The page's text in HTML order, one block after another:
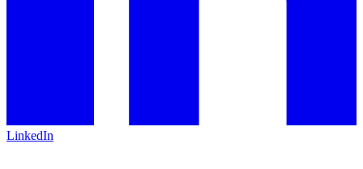
LinkedIn